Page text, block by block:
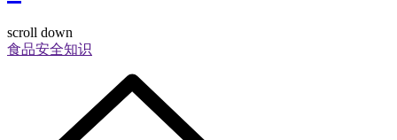
scroll down
食品安全知识